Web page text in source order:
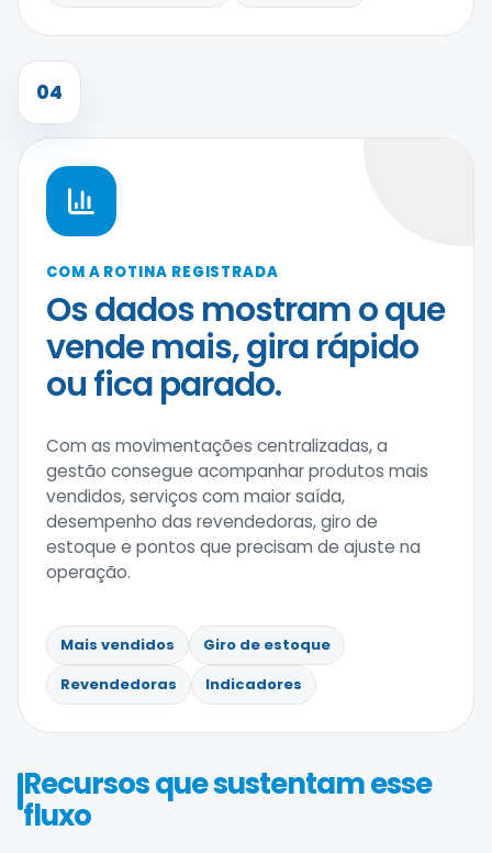
04
COM A ROTINA REGISTRADA
Os dados mostram o que
vende mais, gira rápido
ou fica parado.
Com as movimentações centralizadas, a
gestão consegue acompanhar produtos mais
vendidos, serviços com maior saída,
desempenho das revendedoras, giro de
estoque e pontos que precisam de ajuste na
operação.
Mais vendidos
Giro de estoque
Revendedoras
Indicadores
Recursos que sustentam esse
fluxo